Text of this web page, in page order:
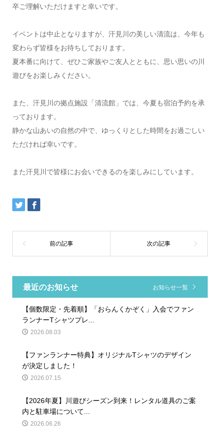
卒ご理解いただけますと幸いです。
イベントは中止となりますが、汗見川の美しい清流は、今年も
変わらず皆様をお待ちしております。
夏本番に向けて、ぜひご家族やご友人とともに、思い思いの川
遊びをお楽しみください。
また、汗見川の拠点施設「清流館」では、今夏も宿泊予約を承
っております。
静かな山あいの自然の中で、ゆっくりとした時間をお過ごしい
ただければ幸いです。
また汗見川で皆様にお会いできるのを楽しみにしています。
最近のお知らせ お知らせ一覧
【個数限定・先着順】「おらんくかぞく」入会でファン
ランナーTシャツプレ...
2026.08.03
【ファンランナー特典】オリジナルTシャツのデザイン
が決定しました！
2026.07.15
【2026年夏】川遊びシーズン到来！レンタル道具のご案
内と駐車場について...
2026.06.26